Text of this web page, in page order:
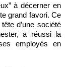
grand favori. Ce
d’une société
a réussi la
employés en